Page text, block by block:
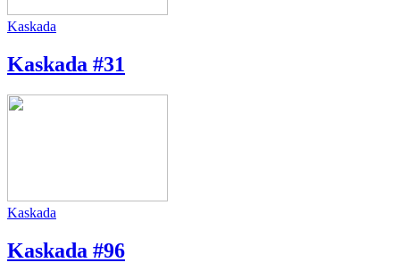
Kaskada
Kaskada #31
Kaskada
Kaskada #96